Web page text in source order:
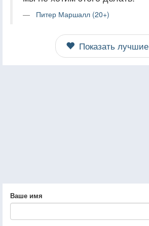
Питер Маршалл (20+)
Показать лучшие
Ваше имя